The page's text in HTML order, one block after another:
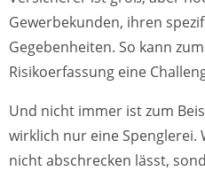
Gewerbekunden, ihren
Gegebenheiten. So kann
Risikoerfassung eine
Und nicht immer ist zum
wirklich nur eine Spenglerei.
nicht abschrecken lässt,